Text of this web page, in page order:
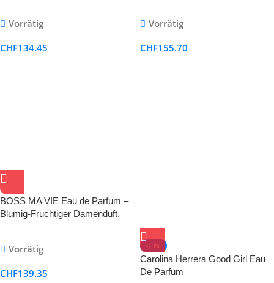
Vorrätig
CHF134.45
Vorrätig
CHF155.70
BOSS MA VIE Eau de Parfum –
Blumig-Fruchtiger Damenduft,
Vorrätig
CHF139.35
-13%
Carolina Herrera Good Girl Eau
De Parfum